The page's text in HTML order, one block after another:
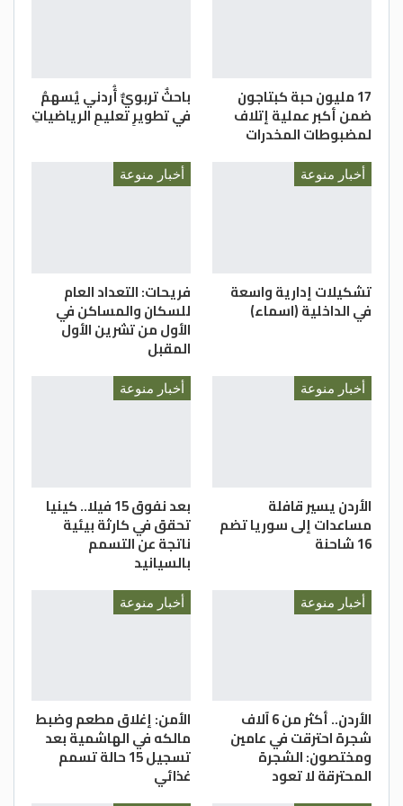
17 مليون حبة كبتاجون
ضمن أكبر عملية إتلاف
لمضبوطات المخدرات
باحثٌ تربويٌّ أُردني يُسهمُ
في تطويرِ تعليمِ الرياضياتِ
أخبار منوعة
تشكيلات إدارية واسعة
في الداخلية (اسماء)
أخبار منوعة
فريحات: التعداد العام
للسكان والمساكن في
الأول من تشرين الأول
المقبل
أخبار منوعة
الأردن يسير قافلة
مساعدات إلى سوريا تضم
16 شاحنة
أخبار منوعة
بعد نفوق 15 فيلا.. كينيا
تحقق في كارثة بيئية
ناتجة عن التسمم
بالسيانيد
أخبار منوعة
الأردن.. أكثر من 6 آلاف
شجرة احترقت في عامين
ومختصون: الشجرة
المحترقة لا تعود
أخبار منوعة
الأمن: إغلاق مطعم وضبط
مالكه في الهاشمية بعد
تسجيل 15 حالة تسمم
غذائي